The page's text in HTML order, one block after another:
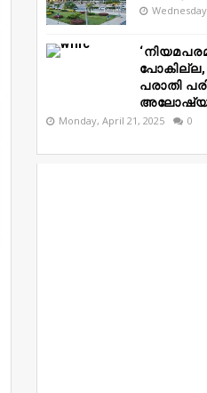
പോകില്ല,
പരാതി
Monday, April 21, 2025 0